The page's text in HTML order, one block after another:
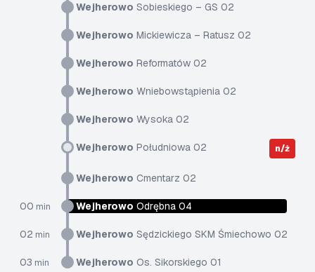
Wejherowo Sobieskiego – GS 02
Wejherowo Mickiewicza – Ratusz 02
Wejherowo Reformatów 02
Wejherowo Wniebowstąpienia 02
Wejherowo Wysoka 02
Wejherowo Południowa 02 n/ż
Wejherowo Cmentarz 02
00 min Wejherowo Odrębna 04
02 min Wejherowo Sędzickiego SKM Śmiechowo 02
03 min Wejherowo Os. Sikorskiego 01